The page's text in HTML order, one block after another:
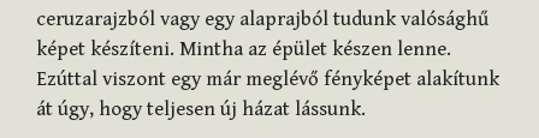
ceruzarajzból vagy egy alaprajból tudunk valósághű
képet készíteni. Mintha az épület készen lenne.
Ezúttal viszont egy már meglévő fényképet alakítunk
át úgy, hogy teljesen új házat lássunk.